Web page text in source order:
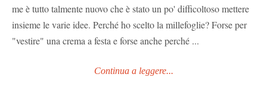
me è tutto talmente nuovo che è stato un po' difficoltoso mettere
insieme le varie idee. Perché ho scelto la millefoglie? Forse per
"vestire" una crema a festa e forse anche perché ...
Continua a leggere...